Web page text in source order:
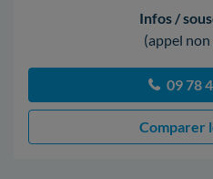
Infos /
(appel
09 78
Comparer